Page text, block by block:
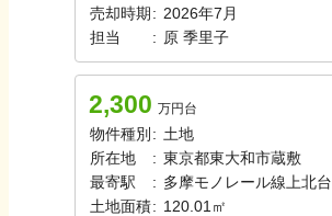
売却時期 : 2026年7月
担当
: 原 季里子
2,300 万円台
物件種別 : 土地
所在地
: 東京都東大和市蔵敷
最寄駅
: 多摩モノレール線 上北台
土地面積: 120.01㎡